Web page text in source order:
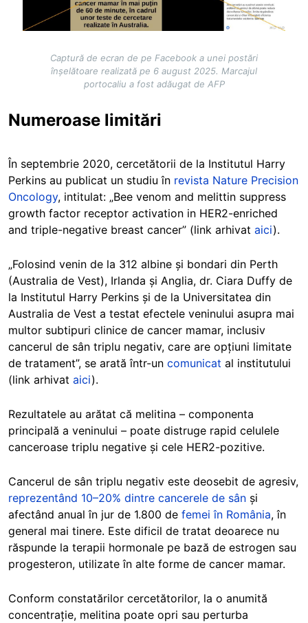
Captură de ecran de pe Facebook a unei postări
înșelătoare realizată pe 6 august 2025. Marcajul
portocaliu a fost adăugat de AFP
Numeroase limitări
În septembrie 2020, cercetătorii de la Institutul Harry
Perkins au publicat un studiu în revista Nature Precision
Oncology, intitulat: „Bee venom and melittin suppress
growth factor receptor activation in HER2-enriched
and triple-negative breast cancer” (link arhivat aici).
„Folosind venin de la 312 albine și bondari din Perth
(Australia de Vest), Irlanda și Anglia, dr. Ciara Duffy de
la Institutul Harry Perkins și de la Universitatea din
Australia de Vest a testat efectele veninului asupra mai
multor subtipuri clinice de cancer mamar, inclusiv
cancerul de sân triplu negativ, care are opțiuni limitate
de tratament”, se arată într-un comunicat al institutului
(link arhivat aici).
Rezultatele au arătat că melitina – componenta
principală a veninului – poate distruge rapid celulele
canceroase triplu negative și cele HER2-pozitive.
Cancerul de sân triplu negativ este deosebit de agresiv,
reprezentând 10–20% dintre cancerele de sân și
afectând anual în jur de 1.800 de femei în România, în
general mai tinere. Este dificil de tratat deoarece nu
răspunde la terapii hormonale pe bază de estrogen sau
progesteron, utilizate în alte forme de cancer mamar.
Conform constatărilor cercetătorilor, la o anumită
concentrație, melitina poate opri sau perturba